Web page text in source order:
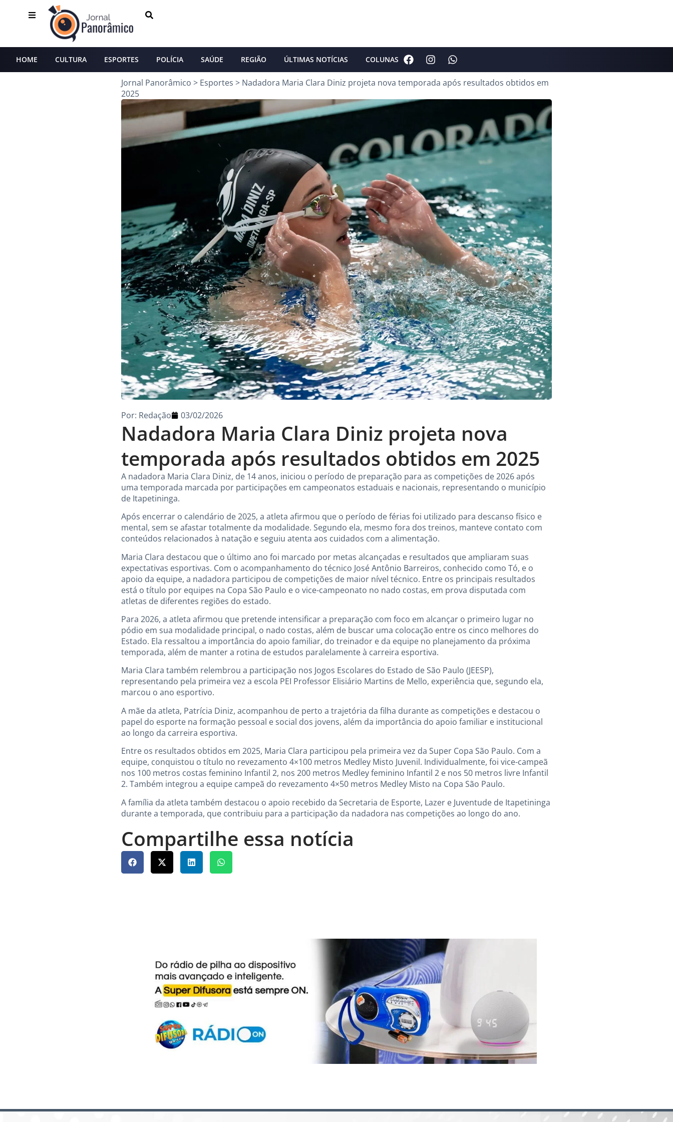
HOME CULTURA ESPORTES POLÍCIA SAÚDE REGIÃO ÚLTIMAS NOTÍCIAS COLUNAS
Jornal Panorâmico > Esportes > Nadadora Maria Clara Diniz projeta nova temporada após resultados obtidos em
2025
Nadadora Maria Clara Diniz projeta nova
temporada após resultados obtidos em 2025
Por: Redação 03/02/2026
A nadadora Maria Clara Diniz, de 14 anos, iniciou o período de preparação para as competições de 2026 após
uma temporada marcada por participações em campeonatos estaduais e nacionais, representando o município
de Itapetininga.
Após encerrar o calendário de 2025, a atleta afirmou que o período de férias foi utilizado para descanso físico e
mental, sem se afastar totalmente da modalidade. Segundo ela, mesmo fora dos treinos, manteve contato com
conteúdos relacionados à natação e seguiu atenta aos cuidados com a alimentação.
Maria Clara destacou que o último ano foi marcado por metas alcançadas e resultados que ampliaram suas
expectativas esportivas. Com o acompanhamento do técnico José Antônio Barreiros, conhecido como Tó, e o
apoio da equipe, a nadadora participou de competições de maior nível técnico. Entre os principais resultados
está o título por equipes na Copa São Paulo e o vice-campeonato no nado costas, em prova disputada com
atletas de diferentes regiões do estado.
Para 2026, a atleta afirmou que pretende intensificar a preparação com foco em alcançar o primeiro lugar no
pódio em sua modalidade principal, o nado costas, além de buscar uma colocação entre os cinco melhores do
Estado. Ela ressaltou a importância do apoio familiar, do treinador e da equipe no planejamento da próxima
temporada, além de manter a rotina de estudos paralelamente à carreira esportiva.
Maria Clara também relembrou a participação nos Jogos Escolares do Estado de São Paulo (JEESP),
representando pela primeira vez a escola PEI Professor Elisiário Martins de Mello, experiência que, segundo ela,
marcou o ano esportivo.
A mãe da atleta, Patrícia Diniz, acompanhou de perto a trajetória da filha durante as competições e destacou o
papel do esporte na formação pessoal e social dos jovens, além da importância do apoio familiar e institucional
ao longo da carreira esportiva.
Entre os resultados obtidos em 2025, Maria Clara participou pela primeira vez da Super Copa São Paulo. Com a
equipe, conquistou o título no revezamento 4×100 metros Medley Misto Juvenil. Individualmente, foi vice-campeã
nos 100 metros costas feminino Infantil 2, nos 200 metros Medley feminino Infantil 2 e nos 50 metros livre Infantil
2. Também integrou a equipe campeã do revezamento 4×50 metros Medley Misto na Copa São Paulo.
A família da atleta também destacou o apoio recebido da Secretaria de Esporte, Lazer e Juventude de Itapetininga
durante a temporada, que contribuiu para a participação da nadadora nas competições ao longo do ano.
Compartilhe essa notícia